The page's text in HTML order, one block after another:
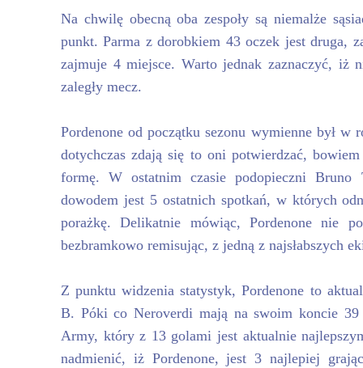
Na chwilę obecną oba zespoły są niemalże
punkt. Parma z dorobkiem 43 oczek jest druga,
zajmuje 4 miejsce. Warto jednak zaznaczyć, iż
zaległy mecz.
Pordenone od początku sezonu wymienne był
dotychczas zdają się to oni potwierdzać,
formę. W ostatnim czasie podopieczni
dowodem jest 5 ostatnich spotkań, w których
porażkę. Delikatnie mówiąc, Pordenone nie
bezbramkowo remisując, z jedną z najsłabszych
Z punktu widzenia statystyk, Pordenone to
B. Póki co Neroverdi mają na swoim koncie
Army, który z 13 golami jest aktualnie
nadmienić, iż Pordenone, jest 3 najlepiej